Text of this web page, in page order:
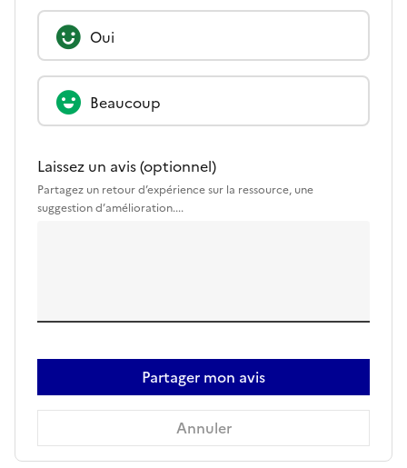
Oui
Beaucoup
Laissez un avis (optionnel)
Partagez un retour d’expérience sur la ressource, une
suggestion d’amélioration....
Partager mon avis
Annuler